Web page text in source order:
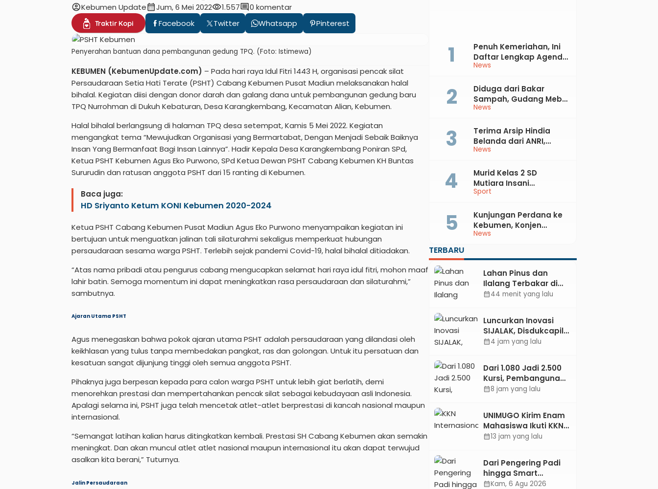
account_circleKebumen Updatecalendar_monthJum, 6 Mei 2022visibility1.557comment0 komentar
Traktir Kopi Facebook Twitter Whatsapp Pinterest
Penyerahan bantuan dana pembangunan gedung TPQ. (Foto: Istimewa)
KEBUMEN (KebumenUpdate.com) – Pada hari raya Idul Fitri 1443 H, organisasi pencak silat
Persaudaraan Setia Hati Terate (PSHT) Cabang Kebumen Pusat Madiun melaksanakan halal
bihalal. Kegiatan diisi dengan donor darah dan galang dana untuk pembangunan gedung baru
TPQ Nurrohman di Dukuh Kebaturan, Desa Karangkembang, Kecamatan Alian, Kebumen.
Halal bihalal berlangsung di halaman TPQ desa setempat, Kamis 5 Mei 2022. Kegiatan
mengangkat tema “Mewujudkan Organisasi yang Bermartabat, Dengan Menjadi Sebaik Baiknya
Insan Yang Bermanfaat Bagi Insan Lainnya”. Hadir Kepala Desa Karangkembang Poniran SPd,
Ketua PSHT Kebumen Agus Eko Purwono, SPd Ketua Dewan PSHT Cabang Kebumen KH Buntas
Sururudin dan ratusan anggota PSHT dari 15 ranting di Kebumen.
Baca juga:
HD Sriyanto Ketum KONI Kebumen 2020-2024
Ketua PSHT Cabang Kebumen Pusat Madiun Agus Eko Purwono menyampaikan kegiatan ini
bertujuan untuk menguatkan jalinan tali silaturahmi sekaligus memperkuat hubungan
persaudaraan sesama warga PSHT. Terlebih sejak pandemi Covid-19, halal bihalal ditiadakan.
“Atas nama pribadi atau pengurus cabang mengucapkan selamat hari raya idul fitri, mohon maaf
lahir batin. Semoga momentum ini dapat meningkatkan rasa persaudaraan dan silaturahmi,”
sambutnya.
Ajaran Utama PSHT
Agus menegaskan bahwa pokok ajaran utama PSHT adalah persaudaraan yang dilandasi oleh
keikhlasan yang tulus tanpa membedakan pangkat, ras dan golongan. Untuk itu persatuan dan
kesatuan sangat dijunjung tinggi oleh semua anggota PSHT.
Pihaknya juga berpesan kepada para calon warga PSHT untuk lebih giat berlatih, demi
menorehkan prestasi dan mempertahankan pencak silat sebagai kebudayaan asli Indonesia.
Apalagi selama ini, PSHT juga telah mencetak atlet-atlet berprestasi di kancah nasional maupun
internasional.
“Semangat latihan kalian harus ditingkatkan kembali. Prestasi SH Cabang Kebumen akan semakin
meningkat. Dan akan muncul atlet atlet nasional maupun internasional itu akan dapat terwujud
asalkan kita berani,” Tuturnya.
Jalin Persaudaraan
News
Penuh Kemeriahan, Ini
Daftar Lengkap Agenda
Peringatan HUT ke-81 RI
Kabupaten Kebumen
News
Diduga dari Bakar
Sampah, Gudang Mebel
di Petanahan Hangus
News
Terima Arsip Hindia
Belanda dari ANRI,
Pemkab Kebumen
Sejarah, Geopark, dan
Literasi Pertanian
Sport
Murid Kelas 2 SD
Mutiara Insani
Muhammadiyah
dan Perak di Kejurda
Tapak Suci Kebumen
2026
News
Kunjungan Perdana ke
Kebumen, Konjen
Australia Temui Bupati
TERBARU
Lahan Pinus dan
Ilalang Terbakar di
Kebumen, Aparat
Secara Manual
calendar_month44 menit yang lalu
Luncurkan Inovasi
SIJALAK, Disdukcapil
Kebumen Perkuat
Tingkat Desa
calendar_month4 jam yang lalu
Dari 1.080 Jadi 2.500
Kursi, Pembangunan
Sekolah Rakyat
Oktober 2026
calendar_month8 jam yang lalu
UNIMUGO Kirim Enam
Mahasiswa Ikuti KKN
Internasional 2026 di
calendar_month13 jam yang lalu
Dari Pengering Padi
hingga Smart
Parking: Mahasiswa
calendar_monthKam, 6 Agu 2026